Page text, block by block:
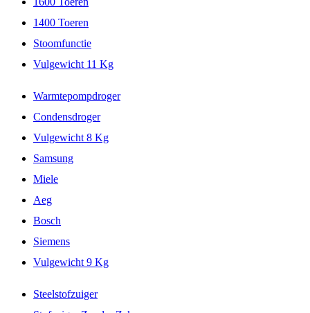
1400 Toeren
Stoomfunctie
Vulgewicht 11 Kg
Warmtepompdroger
Condensdroger
Vulgewicht 8 Kg
Samsung
Miele
Aeg
Bosch
Siemens
Vulgewicht 9 Kg
Steelstofzuiger